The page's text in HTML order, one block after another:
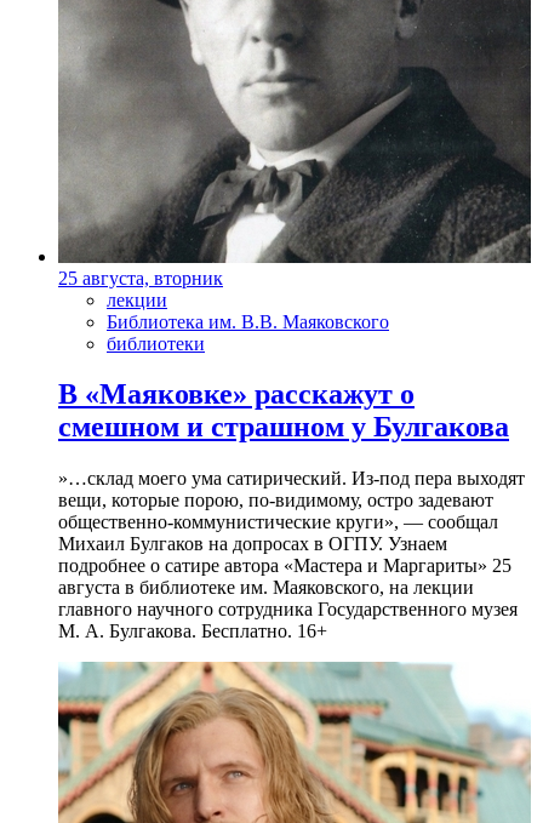
25 августа, вторник
лекции
Библиотека им. В.В. Маяковского
библиотеки
В «Маяковке» расскажут о
смешном и страшном у Булгакова
»…склад моего ума сатирический. Из-под пера выходят
вещи, которые порою, по-видимому, остро задевают
общественно-коммунистические круги», — сообщал
Михаил Булгаков на допросах в ОГПУ. Узнаем
подробнее о сатире автора «Мастера и Маргариты» 25
августа в библиотеке им. Маяковского, на лекции
главного научного сотрудника Государственного музея
М. А. Булгакова. Бесплатно. 16+